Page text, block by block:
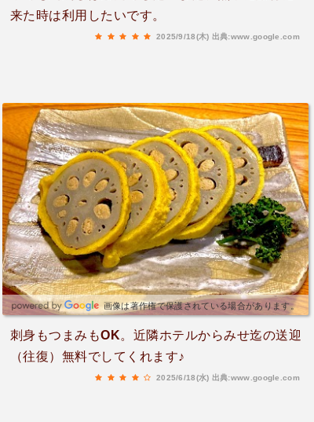
来た時は利用したいです。
2025/9/18(木) 出典:www.google.com
画像は著作権で保護されている場合があります。
刺身もつまみもOK。近隣ホテルからみせ迄の送迎
（往復）無料でしてくれます♪
2025/6/18(水) 出典:www.google.com